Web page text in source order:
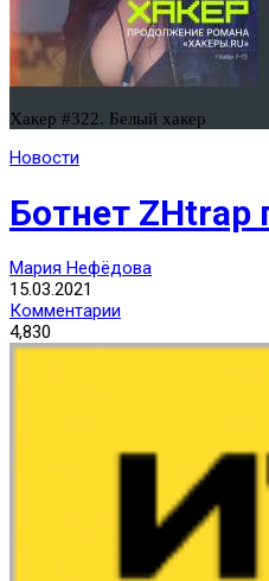
Хакер #322. Белый хакер
Новости
Ботнет
Мария Нефёдова
15.03.2021
Комментарии
4,830